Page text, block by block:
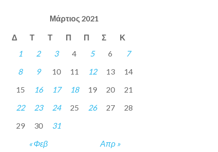
Μάρτιος 2021
Δ Τ Τ Π Π Σ Κ
« Φεβ Απρ »
1 2 3 4 5 6
7
8
9 10 11 12 13
14
15
16 17 18 19 20
21
22
23 24 25 26 27
28
29
30 31